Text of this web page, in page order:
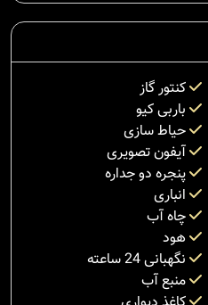
کنتور گاز
باربی کیو
حیاط سازی
آیفون تصویری
پنجره دو جداره
انباری
چاه آب
هود
نگهبانی 24 ساعته
منبع آب